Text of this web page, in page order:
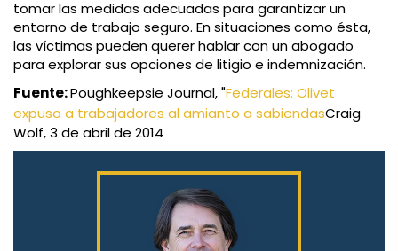
tomar las medidas adecuadas para garantizar un
entorno de trabajo seguro. En situaciones como ésta,
las víctimas pueden querer hablar con un abogado
para explorar sus opciones de litigio e indemnización.
Fuente:Poughkeepsie Journal, "Federales: Olivet
expuso a trabajadores al amianto a sabiendasCraig
Wolf, 3 de abril de 2014